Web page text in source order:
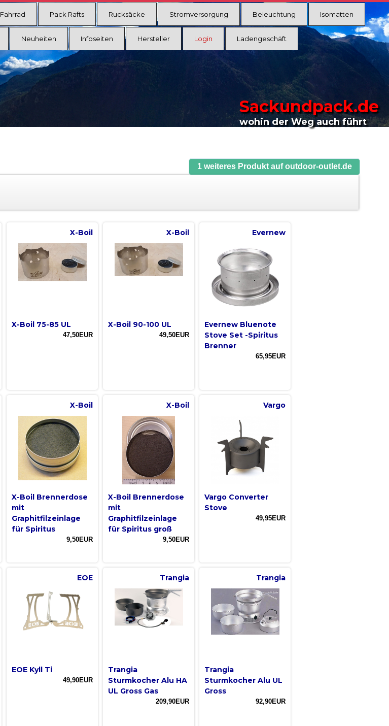
Fahrrad Pack Rafts Rucksäcke Stromversorgung Beleuchtung Isomatten
Neuheiten Infoseiten Hersteller Login Ladengeschäft
Sackundpack.de
wohin der Weg auch führt
1 weiteres Produkt auf outdoor-outlet.de
X-Boil
X-Boil 75-85 UL
47,50EUR
X-Boil
X-Boil 90-100 UL
49,50EUR
Evernew
Evernew Bluenote
Stove Set -Spiritus
Brenner
65,95EUR
X-Boil
X-Boil Brennerdose
mit
Graphitfilzeinlage
für Spiritus
9,50EUR
X-Boil
X-Boil Brennerdose
mit
Graphitfilzeinlage
für Spiritus groß
9,50EUR
Vargo
Vargo Converter
Stove
49,95EUR
EOE
EOE Kyll Ti
49,90EUR
Trangia
Trangia
Sturmkocher Alu HA
UL Gross Gas
209,90EUR
Trangia
Trangia
Sturmkocher Alu UL
Gross
92,90EUR